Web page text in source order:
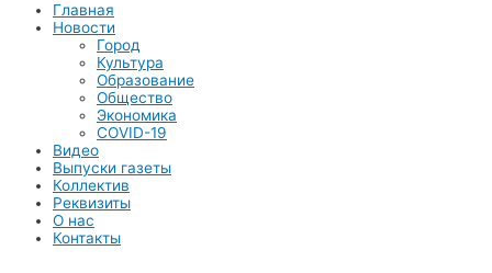
Главная
Новости
Город
Культура
Образование
Общество
Экономика
COVID-19
Видео
Выпуски газеты
Коллектив
Реквизиты
О нас
Контакты